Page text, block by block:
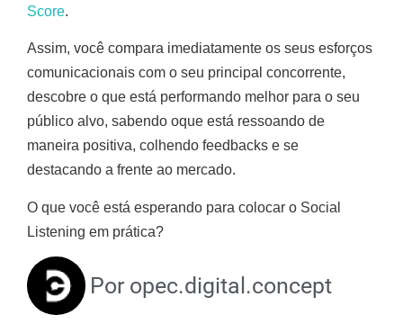
Score.
Assim, você compara imediatamente os seus esforços
comunicacionais com o seu principal concorrente,
descobre o que está performando melhor para o seu
público alvo, sabendo oque está ressoando de
maneira positiva, colhendo feedbacks e se
destacando a frente ao mercado.
O que você está esperando para colocar o Social
Listening em prática?
Por opec.digital.concept